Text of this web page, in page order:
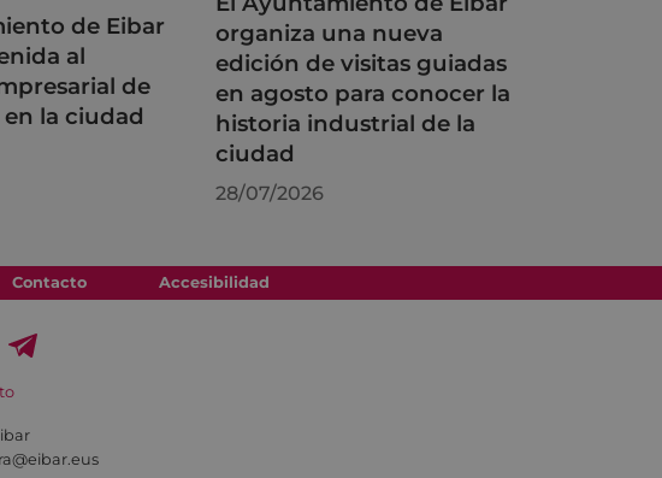
de Eibar
al
de
en la ciudad
organiza una nueva
edición de visitas guiadas
en agosto para conocer la
historia industrial de la
ciudad
28/07/2026
Contacto Accesibilidad